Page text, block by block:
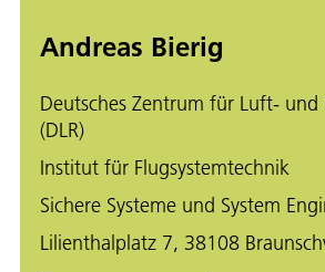
Andreas Bierig
Deutsches Zentrum für Luft- und
(DLR)
Institut für Flugsystemtechnik
Sichere Systeme und System
Lilienthalplatz 7, 38108